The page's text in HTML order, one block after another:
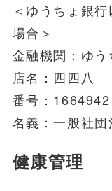
＜ゆうちょ銀
場合＞
金融機関：ゆ
店名：四四八
番号：1664942
名義：一般社
健康管理